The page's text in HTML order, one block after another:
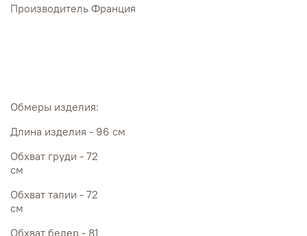
Производитель Франция
Обмеры изделия:
Длина изделия - 96 см
Обхват груди - 72
см
Обхват талии - 72
см
Обхват бедер - 81